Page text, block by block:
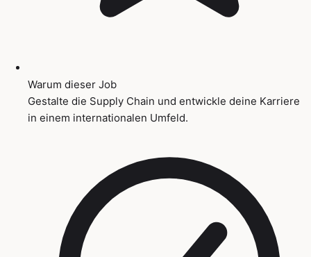
Warum dieser Job
Gestalte die Supply Chain und entwickle deine Karriere
in einem internationalen Umfeld.